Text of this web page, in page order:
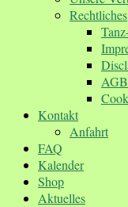
Rechtliches
AGB
Kontakt
Anfahrt
FAQ
Kalender
Shop
Aktuelles